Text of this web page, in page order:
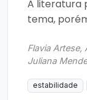
A literatura
tema,
Flavia Artese,
Juliana
estabilidade